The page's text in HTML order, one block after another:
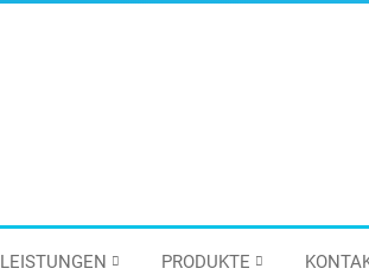
LEISTUNGEN PRODUKTE